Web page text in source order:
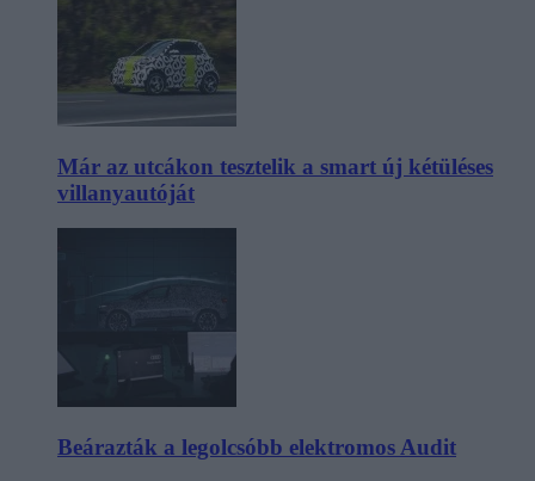
Már az utcákon tesztelik a smart új kétüléses
villanyautóját
Beárazták a legolcsóbb elektromos Audit